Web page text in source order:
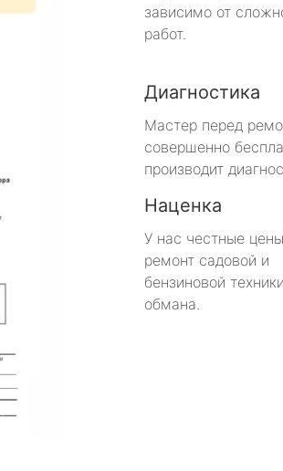
зависимо от
работ.
Диагностика
Мастер перед
совершенно
производит
Наценка
У нас честные
ремонт садовой и
бензиновой
обмана.